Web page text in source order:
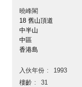
曉峰閣
18 舊山頂道
中半山
中區
香港島
入伙年份
1993
樓齡
31